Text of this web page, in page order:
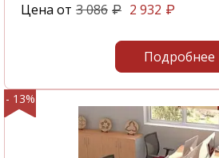
Цена от 3 086 ₽ 2 932 ₽
Подробнее
- 13%